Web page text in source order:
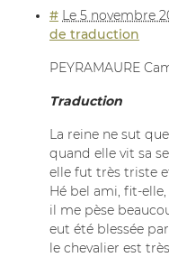
# Le 5 novembre
de traduction
PEYRAMAURE
Traduction
La reine ne sut
quand elle vit sa
elle fut très triste
Hé bel ami, fit-elle,
il me pèse
eut été blessée
le chevalier est